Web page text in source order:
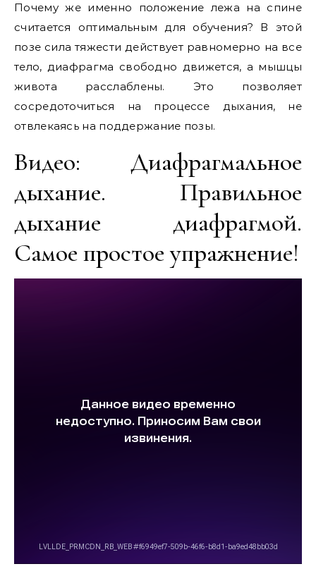
Почему же именно положение лежа на спине
считается оптимальным для обучения? В этой
позе сила тяжести действует равномерно на все
тело, диафрагма свободно движется, а мышцы
живота расслаблены. Это позволяет
сосредоточиться на процессе дыхания, не
отвлекаясь на поддержание позы.
Видео: Диафрагмальное
дыхание. Правильное
дыхание диафрагмой.
Самое простое упражнение!